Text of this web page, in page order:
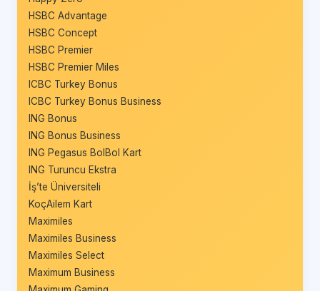
HSBC Advantage
HSBC Concept
HSBC Premier
HSBC Premier Miles
ICBC Turkey Bonus
ICBC Turkey Bonus Business
ING Bonus
ING Bonus Business
ING Pegasus BolBol Kart
ING Turuncu Ekstra
İş’te Üniversiteli
KoçAilem Kart
Maximiles
Maximiles Business
Maximiles Select
Maximum Business